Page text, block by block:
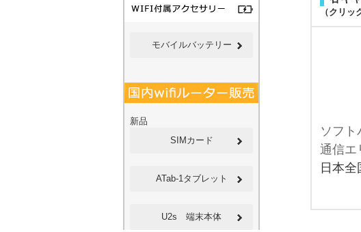
モバイルバッテリー
新品
SIMカード
ATab-1タブレット
U2s 端末本体
（クリッ
ソフト
通信エ
日本